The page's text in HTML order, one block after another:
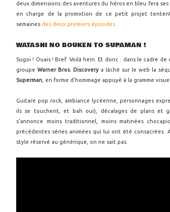
deux dimensions des aventures du héros en bleu fera
en charge de la promotion de ce petit projet
semaines des deux premiers épisodes
WATASHI NO BOUKEN TO SUPAMAN !
Sugoi ! Ouais ! Bref. Voilà hein. Et donc : dans le cadre
groupe Warner Bros. Discovery a lâché sur le web la
Superman , en forme d'hommage appuyé à la gramme
Guitare pop rock, ambiance lycéenne, personnages
ils se touchent, et bah oui), décalages de plans et
s'annonce moins traditionnel, moins matinées
précédentes séries animées qui lui ont été consacrées.
style réservé au générique, on ne sait pas.